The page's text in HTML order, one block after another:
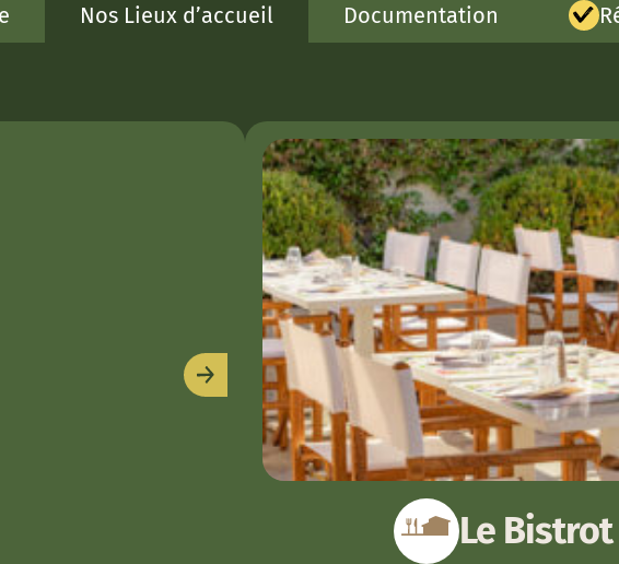
Nos Lieux d’accueil Documentation
Next
Le